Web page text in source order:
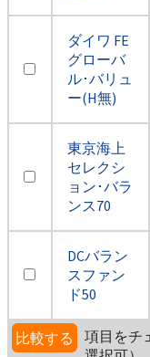
ダイワ FE
グローバ
ル･バリュ
ー(H無)
東京海上
セレクシ
ョン･バラ
ンス70
DCバラン
スファン
ド50
比較する
項目をチ